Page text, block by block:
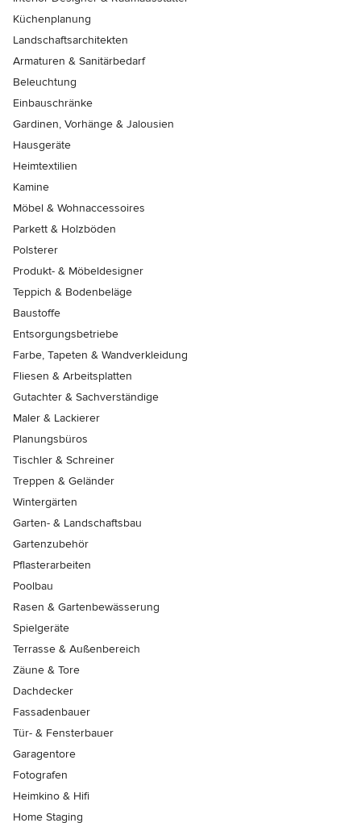
Küchenplanung
Landschaftsarchitekten
Armaturen & Sanitärbedarf
Beleuchtung
Einbauschränke
Gardinen, Vorhänge & Jalousien
Hausgeräte
Heimtextilien
Kamine
Möbel & Wohnaccessoires
Parkett & Holzböden
Polsterer
Produkt- & Möbeldesigner
Teppich & Bodenbeläge
Baustoffe
Entsorgungsbetriebe
Farbe, Tapeten & Wandverkleidung
Fliesen & Arbeitsplatten
Gutachter & Sachverständige
Maler & Lackierer
Planungsbüros
Tischler & Schreiner
Treppen & Geländer
Wintergärten
Garten- & Landschaftsbau
Gartenzubehör
Pflasterarbeiten
Poolbau
Rasen & Gartenbewässerung
Spielgeräte
Terrasse & Außenbereich
Zäune & Tore
Dachdecker
Fassadenbauer
Tür- & Fensterbauer
Garagentore
Fotografen
Heimkino & Hifi
Home Staging